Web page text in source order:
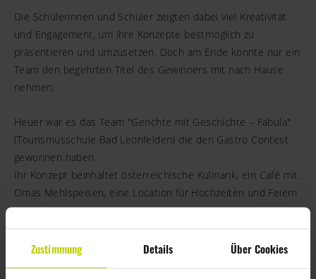
Zustimmung Details Über Cookies
Die Schülerinnen und Schüler zeigten dabei viel Kreativität
und Engagement, um ihre Konzepte bestmöglich zu
präsentieren und umzusetzen. Doch am Ende konnte nur ein
Team den begehrten Titel des Gewinners mit nach Hause
nehmen.
Heuer war es das Team "Gerichte mit Geschichte – Fabula"
(Tourismusschule Bad Leonfelden) die den Gastro Contest
gewonnen haben.
Ihr Konzept beinhaltet österreichische Kulinarik, ein Café mit
Omas Mehlspeisen, eine Location für Hochzeiten und Feiern
sowie ein Museum.
überzeugenden Präsentation sehr beeindruckt.